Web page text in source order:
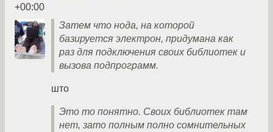
+00:00
Затем что нода, на которой
базируется электрон, придумана как
раз для подключения своих библиотек и
вызова подпрограмм.
што
Это то понятно. Своих библиотек там
нет, зато полным полно сомнительных